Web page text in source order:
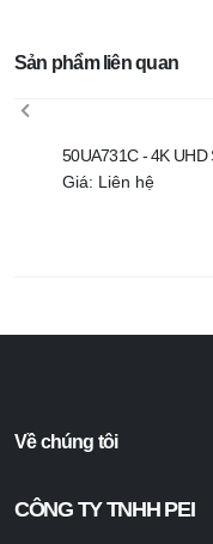
Sản phẩm liên quan
50UA731C - 4K UHD
Giá: Liên hệ
Về chúng tôi
CÔNG TY TNHH PEI